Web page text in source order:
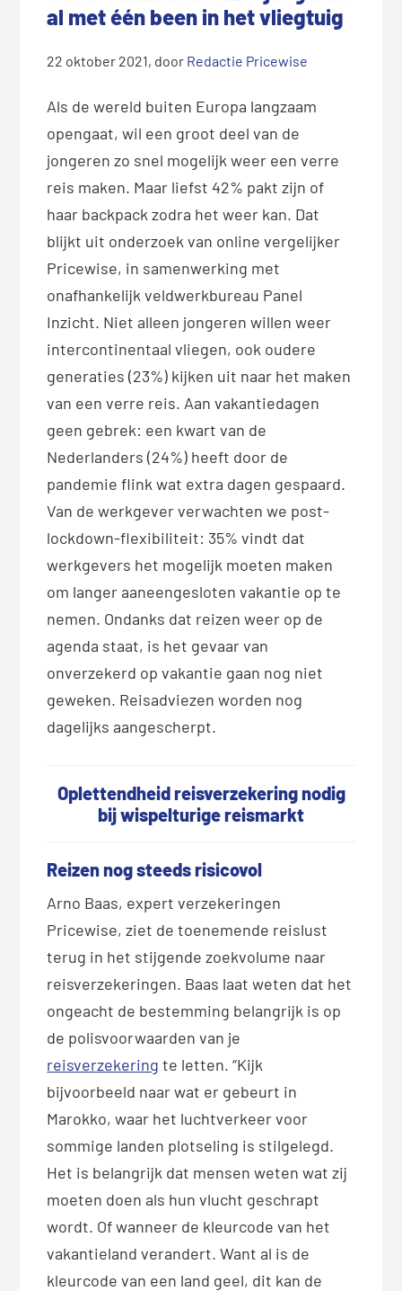
al met één been in het vliegtuig
22 oktober 2021, door Redactie Pricewise
Als de wereld buiten Europa langzaam
opengaat, wil een groot deel van de
jongeren zo snel mogelijk weer een verre
reis maken. Maar liefst 42% pakt zijn of
haar backpack zodra het weer kan. Dat
blijkt uit onderzoek van online vergelijker
Pricewise, in samenwerking met
onafhankelijk veldwerkbureau Panel
Inzicht. Niet alleen jongeren willen weer
intercontinentaal vliegen, ook oudere
generaties (23%) kijken uit naar het maken
van een verre reis. Aan vakantiedagen
geen gebrek: een kwart van de
Nederlanders (24%) heeft door de
pandemie flink wat extra dagen gespaard.
Van de werkgever verwachten we post-
lockdown-flexibiliteit: 35% vindt dat
werkgevers het mogelijk moeten maken
om langer aaneengesloten vakantie op te
nemen. Ondanks dat reizen weer op de
agenda staat, is het gevaar van
onverzekerd op vakantie gaan nog niet
geweken. Reisadviezen worden nog
dagelijks aangescherpt.
Oplettendheid reisverzekering nodig
bij wispelturige reismarkt
Reizen nog steeds risicovol
Arno Baas, expert verzekeringen
Pricewise, ziet de toenemende reislust
terug in het stijgende zoekvolume naar
reisverzekeringen. Baas laat weten dat het
ongeacht de bestemming belangrijk is op
de polisvoorwaarden van je
reisverzekering te letten. “Kijk
bijvoorbeeld naar wat er gebeurt in
Marokko, waar het luchtverkeer voor
sommige landen plotseling is stilgelegd.
Het is belangrijk dat mensen weten wat zij
moeten doen als hun vlucht geschrapt
wordt. Of wanneer de kleurcode van het
vakantieland verandert. Want al is de
kleurcode van een land geel, dit kan de